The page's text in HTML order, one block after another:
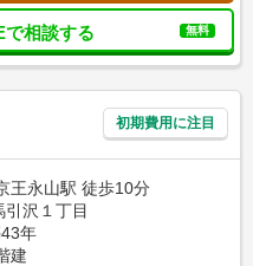
で相談する 無料
初期費用に注目
王永山駅 徒歩10分
沢１丁目
年
建